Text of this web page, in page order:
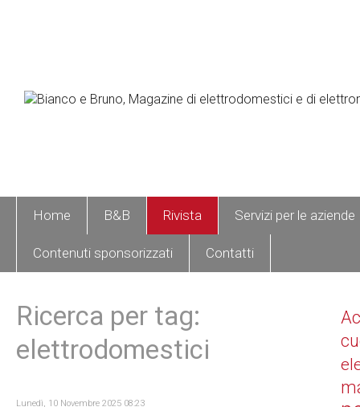
Home B&B Rivista Servizi per le aziende
Contenuti sponsorizzati Contatti
Ricerca per tag:
elettrodomestici
Lunedì, 10 Novembre 2025 08:23